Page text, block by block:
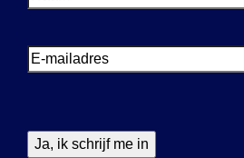
E-
mailadres